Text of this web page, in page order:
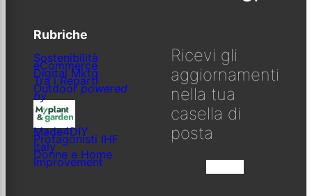
Rubriche
Sostenibilità
eCommerce
Digital Mktg
Tra i Reparti
Outdoorpowered
by
Made4DIY
Protagonisti IHF
Italy
Donne e Home
Improvement
Ricevi gli
aggiornamenti
nella tua
casella di
posta